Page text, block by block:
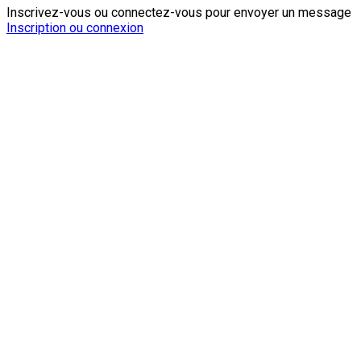
Inscrivez-vous ou connectez-vous pour envoyer un message
Inscription ou connexion